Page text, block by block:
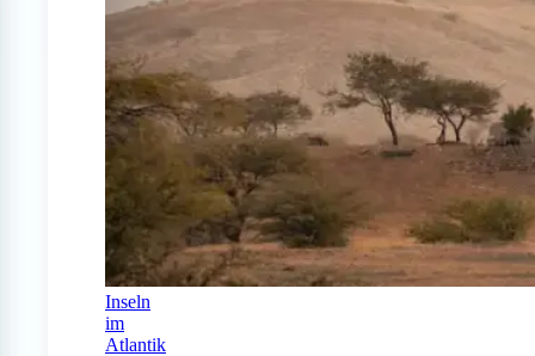
Inseln
im
Atlantik